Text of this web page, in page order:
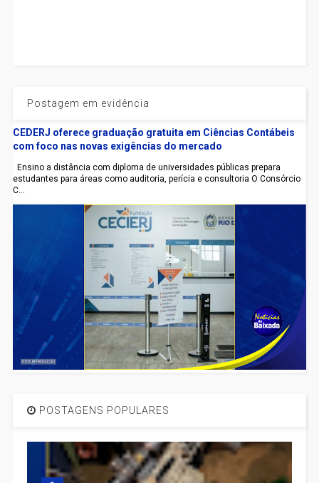
Postagem em evidência
CEDERJ oferece graduação gratuita em Ciências Contábeis
com foco nas novas exigências do mercado
Ensino a distância com diploma de universidades públicas prepara
estudantes para áreas como auditoria, perícia e consultoria O Consórcio
C...
POSTAGENS POPULARES